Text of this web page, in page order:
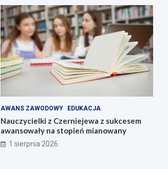
AWANS ZAWODOWY EDUKACJA
Nauczycielki z Czerniejewa z sukcesem
awansowały na stopień mianowany
1 sierpnia 2026